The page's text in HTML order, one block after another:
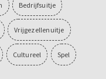
Bedrijfsuitje
Vrijgezellenuitje
Cultureel Spel